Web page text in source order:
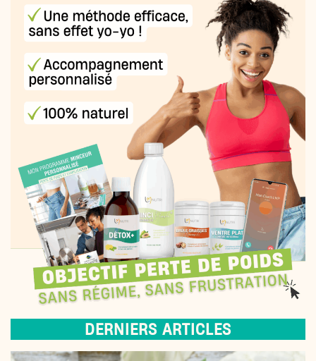
DERNIERS ARTICLES